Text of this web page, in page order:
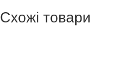
Схожі товари